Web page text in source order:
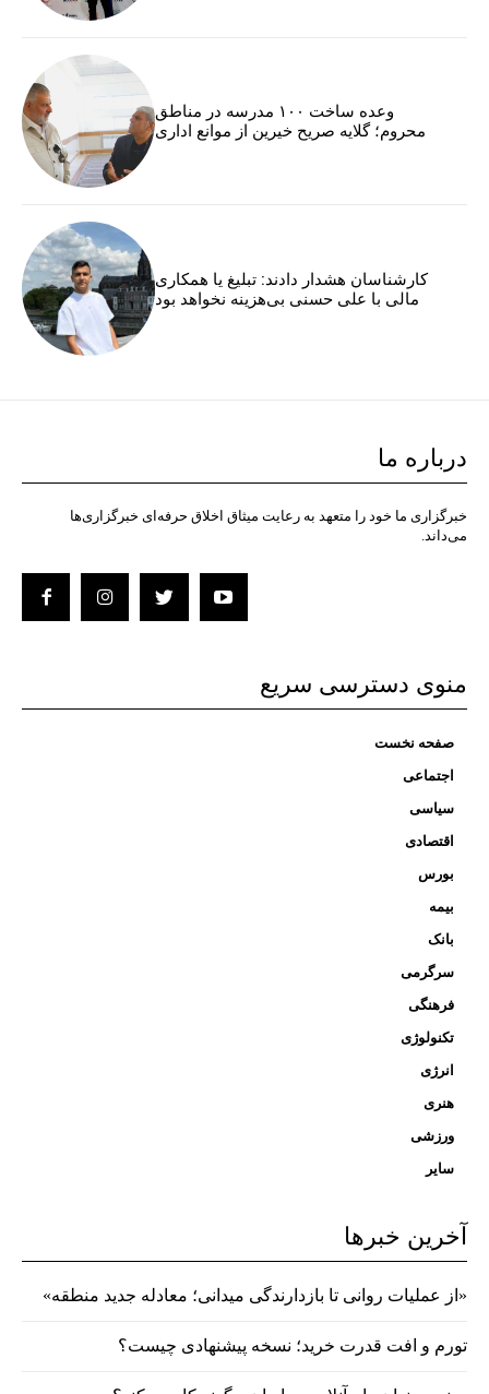
وعده ساخت ۱۰۰ مدرسه در مناطق
محروم؛ گلایه صریح خیرین از موانع اداری
کارشناسان هشدار دادند: تبلیغ یا همکاری
مالی با علی حسنی بی‌هزینه نخواهد بود
درباره ما
خبرگزاری ما خود را متعهد به رعایت میثاق اخلاق حرفه‌ای خبرگزاری‌ها
می‌داند.
منوی دسترسی سریع
صفحه نخست
اجتماعی
سیاسی
اقتصادی
بورس
بیمه
بانک
سرگرمی
فرهنگی
تکنولوژی
انرژی
هنری
ورزشی
سایر
آخرین خبرها
«از عملیات روانی تا بازدارندگی میدانی؛ معادله جدید منطقه»
تورم و افت قدرت خرید؛ نسخه پیشنهادی چیست؟